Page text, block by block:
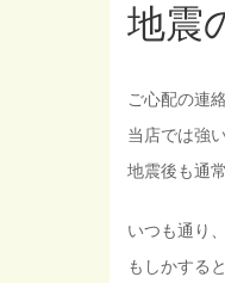
地震
ご心配の連
当店では強
地震後も通
いつも通り
もしかする